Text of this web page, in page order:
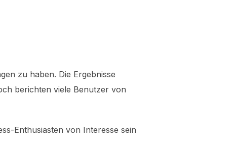
zu haben. Die Ergebnisse
berichten viele Benutzer von
Enthusiasten von Interesse sein